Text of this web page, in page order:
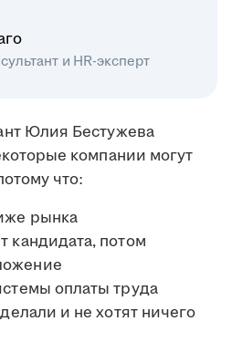
и HR-эксперт
Юлия Бестужева
компании могут
что:
рынка
кандидата, потом
оплаты труда
и не хотят ничего